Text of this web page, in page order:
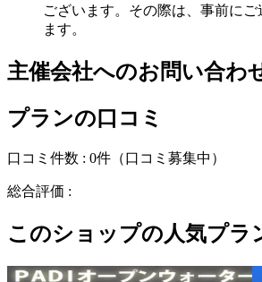
ございます。その際は、事前にご
ます。
主催会社へのお問い合わ
プランの口コミ
口コミ件数 : 0件 （口コミ募集中）
総合評価 :
このショップの人気プラ